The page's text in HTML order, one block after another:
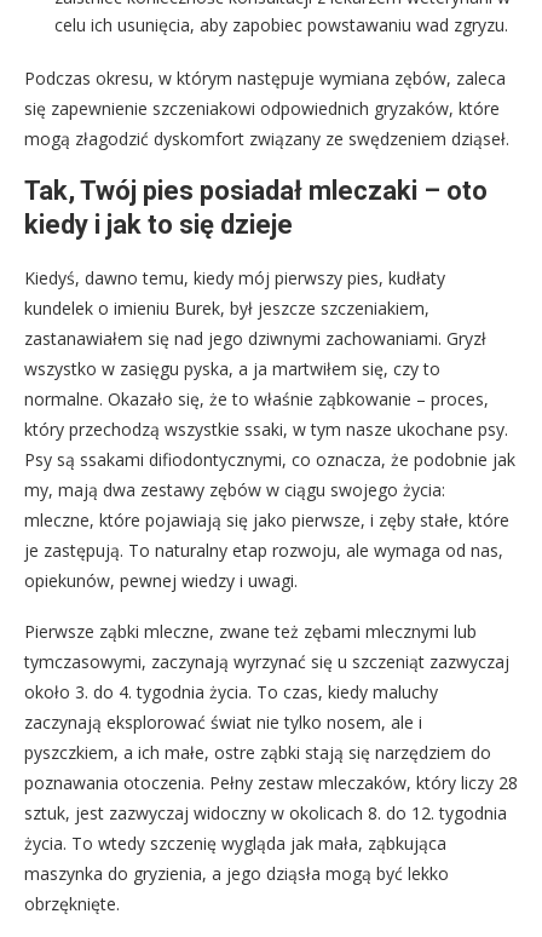
celu ich usunięcia, aby zapobiec powstawaniu wad zgryzu.
Podczas okresu, w którym następuje wymiana zębów, zaleca
się zapewnienie szczeniakowi odpowiednich gryzaków, które
mogą złagodzić dyskomfort związany ze swędzeniem dziąseł.
Tak, Twój pies posiadał mleczaki – oto
kiedy i jak to się dzieje
Kiedyś, dawno temu, kiedy mój pierwszy pies, kudłaty
kundelek o imieniu Burek, był jeszcze szczeniakiem,
zastanawiałem się nad jego dziwnymi zachowaniami. Gryzł
wszystko w zasięgu pyska, a ja martwiłem się, czy to
normalne. Okazało się, że to właśnie ząbkowanie – proces,
który przechodzą wszystkie ssaki, w tym nasze ukochane psy.
Psy są ssakami difiodontycznymi, co oznacza, że podobnie jak
my, mają dwa zestawy zębów w ciągu swojego życia:
mleczne, które pojawiają się jako pierwsze, i zęby stałe, które
je zastępują. To naturalny etap rozwoju, ale wymaga od nas,
opiekunów, pewnej wiedzy i uwagi.
Pierwsze ząbki mleczne, zwane też zębami mlecznymi lub
tymczasowymi, zaczynają wyrzynać się u szczeniąt zazwyczaj
około 3. do 4. tygodnia życia. To czas, kiedy maluchy
zaczynają eksplorować świat nie tylko nosem, ale i
pyszczkiem, a ich małe, ostre ząbki stają się narzędziem do
poznawania otoczenia. Pełny zestaw mleczaków, który liczy 28
sztuk, jest zazwyczaj widoczny w okolicach 8. do 12. tygodnia
życia. To wtedy szczenię wygląda jak mała, ząbkująca
maszynka do gryzienia, a jego dziąsła mogą być lekko
obrzęknięte.